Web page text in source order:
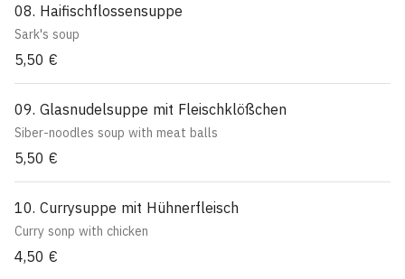
08. Haifischflossensuppe
Sark's soup
5,50 €
09. Glasnudelsuppe mit Fleischklößchen
Siber-noodles soup with meat balls
5,50 €
10. Currysuppe mit Hühnerfleisch
Curry sonp with chicken
4,50 €